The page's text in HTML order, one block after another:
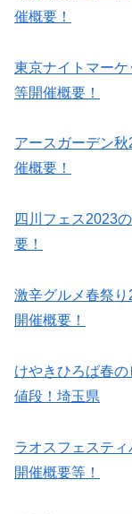
催概要！
東京ナイトマー
等開催概要！
アースガーデン
催概要！
四川フェス2023
要！
激辛グルメ春祭
開催概要！
けやきひろば春
値段！埼玉県
ラオスフェステ
開催概要等！